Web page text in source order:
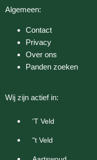
Algemeen:
Contact
Privacy
Over ons
Panden zoeken
Wij zijn actief in:
'T Veld
"t Veld